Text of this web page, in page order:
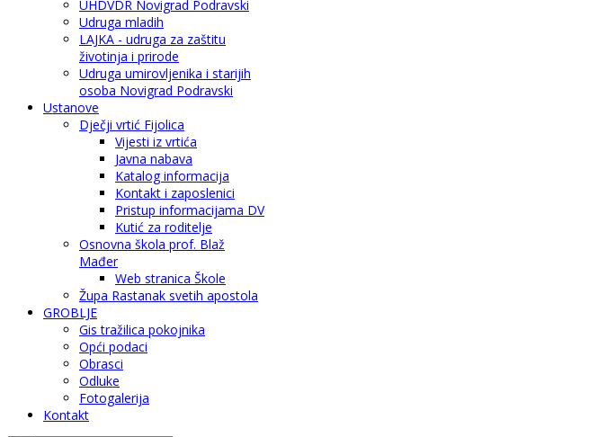
UHDVDR Novigrad Podravski
Udruga mladih
LAJKA - udruga za zaštitu
životinja i prirode
Udruga umirovljenika i starijih
osoba Novigrad Podravski
Ustanove
Dječji vrtić Fijolica
Vijesti iz vrtića
Javna nabava
Katalog informacija
Kontakt i zaposlenici
Pristup informacijama DV
Kutić za roditelje
Osnovna škola prof. Blaž
Mađer
Web stranica Škole
Župa Rastanak svetih apostola
GROBLJE
Gis tražilica pokojnika
Opći podaci
Obrasci
Odluke
Fotogalerija
Kontakt